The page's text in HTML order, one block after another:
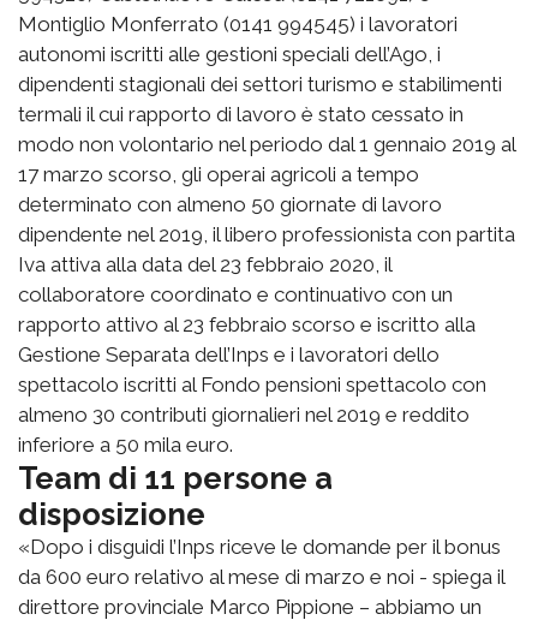
Montiglio Monferrato (0141 994545) i lavoratori
autonomi iscritti alle gestioni speciali dell’Ago, i
dipendenti stagionali dei settori turismo e stabilimenti
termali il cui rapporto di lavoro è stato cessato in
modo non volontario nel periodo dal 1 gennaio 2019 al
17 marzo scorso, gli operai agricoli a tempo
determinato con almeno 50 giornate di lavoro
dipendente nel 2019, il libero professionista con partita
Iva attiva alla data del 23 febbraio 2020, il
collaboratore coordinato e continuativo con un
rapporto attivo al 23 febbraio scorso e iscritto alla
Gestione Separata dell’Inps e i lavoratori dello
spettacolo iscritti al Fondo pensioni spettacolo con
almeno 30 contributi giornalieri nel 2019 e reddito
inferiore a 50 mila euro.
Team di 11 persone a
disposizione
«Dopo i disguidi l’Inps riceve le domande per il bonus
da 600 euro relativo al mese di marzo e noi - spiega il
direttore provinciale Marco Pippione – abbiamo un